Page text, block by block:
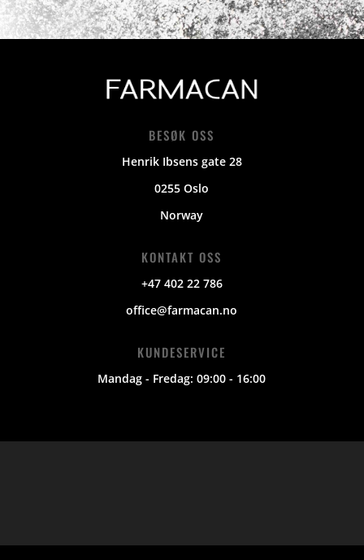
BESØK OSS
Henrik Ibsens gate 28
0255 Oslo
Norway
KONTAKT OSS
+47 402 22 786
office@farmacan.no
KUNDESERVICE
Mandag - Fredag: 09:00 - 16:00